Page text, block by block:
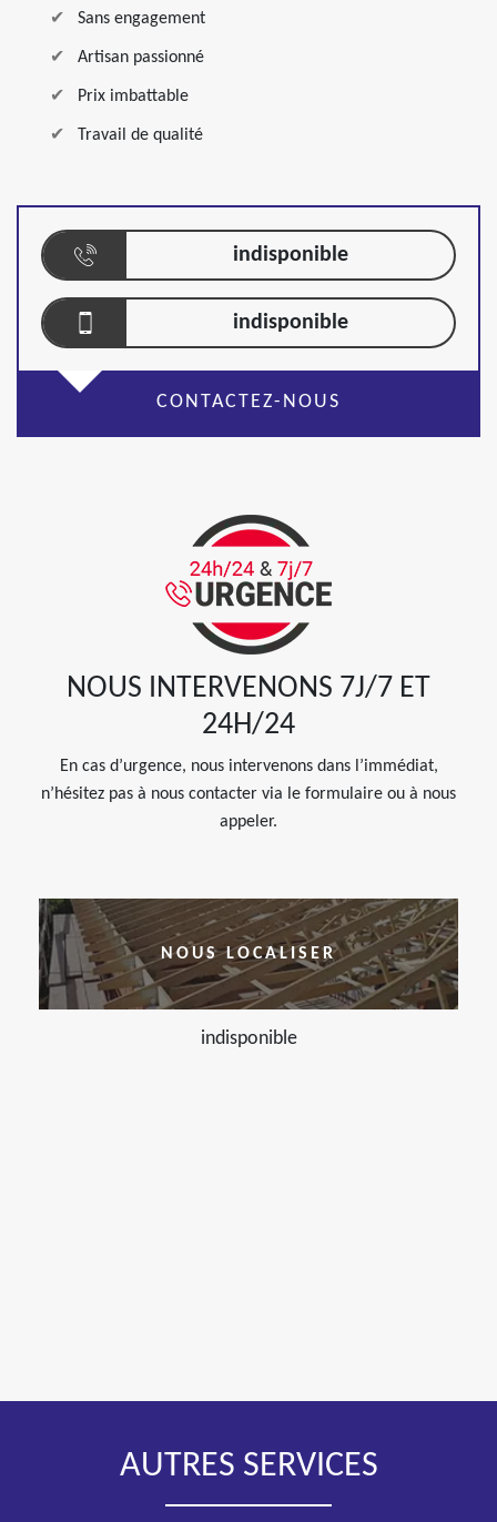
Sans engagement
Artisan passionné
Prix imbattable
Travail de qualité
indisponible
indisponible
CONTACTEZ-NOUS
NOUS INTERVENONS 7J/7 ET
24H/24
En cas d’urgence, nous intervenons dans l’immédiat,
n’hésitez pas à nous contacter via le formulaire ou à nous
appeler.
NOUS LOCALISER
indisponible
AUTRES SERVICES